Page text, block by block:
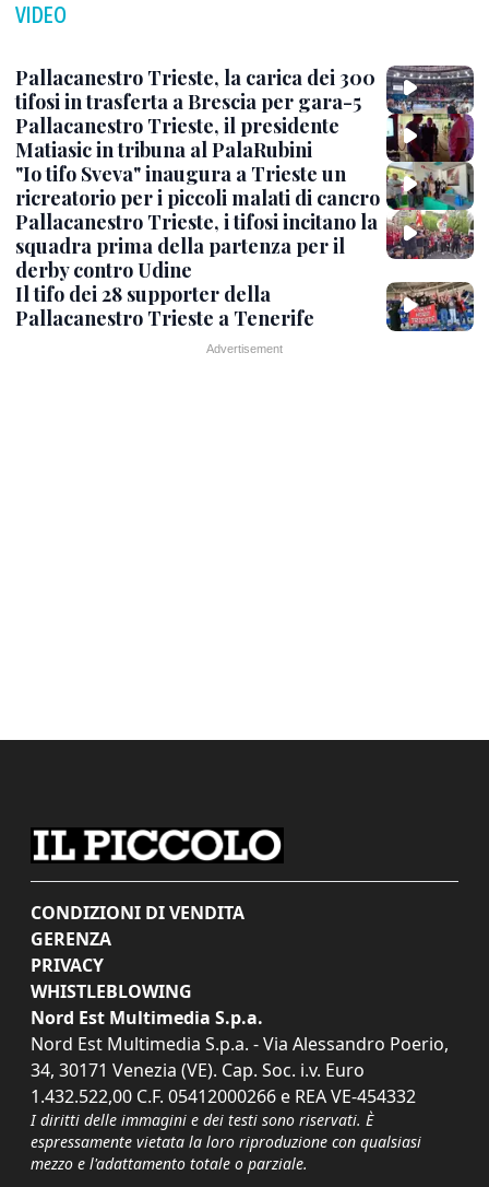
VIDEO
Pallacanestro Trieste, la carica dei 300
tifosi in trasferta a Brescia per gara-5
Pallacanestro Trieste, il presidente
Matiasic in tribuna al PalaRubini
"Io tifo Sveva" inaugura a Trieste un
ricreatorio per i piccoli malati di cancro
Pallacanestro Trieste, i tifosi incitano la
squadra prima della partenza per il
derby contro Udine
Il tifo dei 28 supporter della
Pallacanestro Trieste a Tenerife
CONDIZIONI DI VENDITA
GERENZA
PRIVACY
WHISTLEBLOWING
Nord Est Multimedia S.p.a.
Nord Est Multimedia S.p.a. - Via Alessandro Poerio,
34, 30171 Venezia (VE). Cap. Soc. i.v. Euro
1.432.522,00 C.F. 05412000266 e REA VE-454332
I diritti delle immagini e dei testi sono riservati. È
espressamente vietata la loro riproduzione con qualsiasi
mezzo e l'adattamento totale o parziale.